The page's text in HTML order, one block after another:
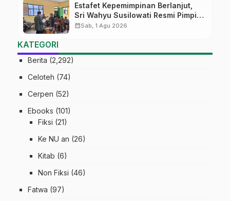
Estafet Kepemimpinan Berlanjut,
Sri Wahyu Susilowati Resmi Pimpin
MTs Ma’arif Sapuran
calendar_monthSab, 1 Agu 2026
KATEGORI
Berita (2,292)
Celoteh (74)
Cerpen (52)
Ebooks (101)
Fiksi (21)
Ke NU an (26)
Kitab (6)
Non Fiksi (46)
Fatwa (97)